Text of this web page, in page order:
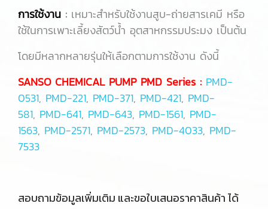
การใช้งาน : เหมาะสำหรับใช้งานสูบ-ถ่ายสารเคมี หรือ
ใช้ในการเพาะเลี้ยงสัตว์น้ำ อุตสาหกรรมประมง เป็นต้น
โดยมีหลากหลายรุ่นให้เลือกตามการใช้งาน ดังนี้
SANSO CHEMICAL PUMP PMD Series : PMD-
0531, PMD-221, PMD-371, PMD-421, PMD-
581, PMD-641, PMD-643, PMD-1561, PMD-
1563, PMD-2571, PMD-2573, PMD-4033, PMD-
7533
สอบถามข้อมูลเพิ่มเติม และขอใบเสนอราคาสินค้า ได้